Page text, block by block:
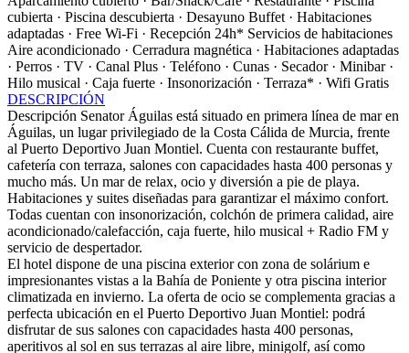
cubierta · Piscina descubierta · Desayuno Buffet · Habitaciones
adaptadas · Free Wi-Fi · Recepción 24h* Servicios de habitaciones
Aire acondicionado · Cerradura magnética · Habitaciones adaptadas
· Perros · TV · Canal Plus · Teléfono · Cunas · Secador · Minibar ·
Hilo musical · Caja fuerte · Insonorización · Terraza* · Wifi Gratis
DESCRIPCIÓN
Descripción Senator Águilas está situado en primera línea de mar en
Águilas, un lugar privilegiado de la Costa Cálida de Murcia, frente
al Puerto Deportivo Juan Montiel. Cuenta con restaurante buffet,
cafetería con terraza, salones con capacidades hasta 400 personas y
mucho más. Un mar de relax, ocio y diversión a pie de playa.
Habitaciones y suites diseñadas para garantizar el máximo confort.
Todas cuentan con insonorización, colchón de primera calidad, aire
acondicionado/calefacción, caja fuerte, hilo musical + Radio FM y
servicio de despertador.
El hotel dispone de una piscina exterior con zona de solárium e
impresionantes vistas a la Bahía de Poniente y otra piscina interior
climatizada en invierno. La oferta de ocio se complementa gracias a
perfecta ubicación en el Puerto Deportivo Juan Montiel: podrá
disfrutar de sus salones con capacidades hasta 400 personas,
aperitivos al sol en sus terrazas al aire libre, minigolf, así como